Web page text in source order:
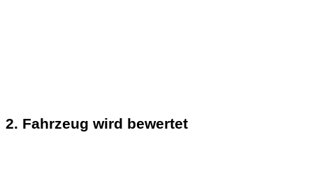
2. Fahrzeug wird bewertet